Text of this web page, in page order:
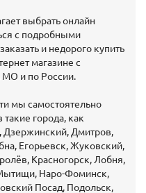
выбрать онлайн
с подробными
и недорого купить
магазине с
МО и по России.
мы самостоятельно
города, как
Дзержинский, Дмитров,
Егорьевск, Жуковский,
Красногорск, Лобня,
Наро-Фоминск,
Посад, Подольск,